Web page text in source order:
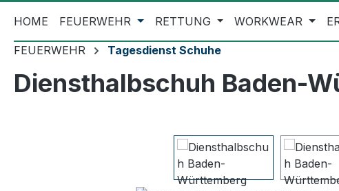
HOME FEUERWEHR RETTUNG WORKWEAR
FEUERWEHR Tagesdienst Schuhe
Diensthalbschuh Baden-